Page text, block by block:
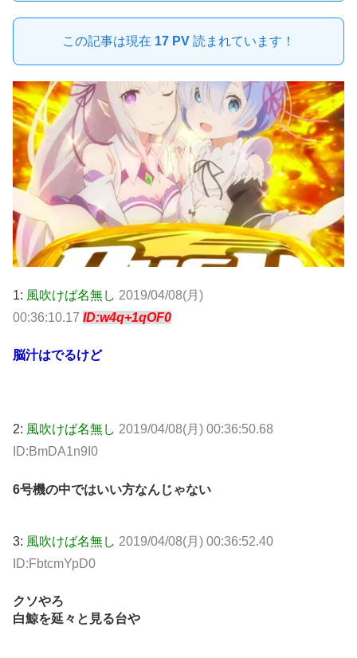
この記事は現在 17 PV 読まれています！
1: 風吹けば名無し 2019/04/08(月)
00:36:10.17 ID:w4q+1qOF0
脳汁はでるけど
2: 風吹けば名無し 2019/04/08(月) 00:36:50.68
ID:BmDA1n9I0
6号機の中ではいい方なんじゃない
3: 風吹けば名無し 2019/04/08(月) 00:36:52.40
ID:FbtcmYpD0
クソやろ
白鯨を延々と見る台や